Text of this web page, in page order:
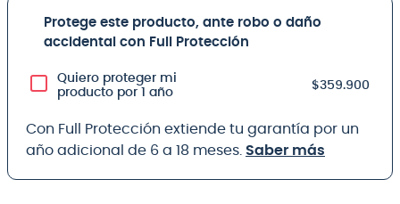
Protege este producto, ante robo o daño
accidental con Full Protección
Quiero proteger mi
producto por 1 año
$359.900
Con Full Protección extiende tu garantía por un
año adicional de 6 a 18 meses. Saber más